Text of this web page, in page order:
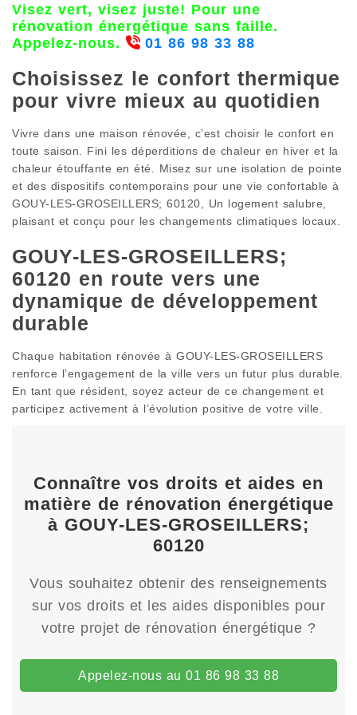
Visez vert, visez juste! Pour une
rénovation énergétique sans faille.
Appelez-nous.
01 86 98 33 88
Choisissez le confort thermique
pour vivre mieux au quotidien
Vivre dans une maison rénovée, c’est choisir le confort en
toute saison. Fini les déperditions de chaleur en hiver et la
chaleur étouffante en été. Misez sur une isolation de pointe
et des dispositifs contemporains pour une vie confortable à
GOUY-LES-GROSEILLERS; 60120, Un logement salubre,
plaisant et conçu pour les changements climatiques locaux.
GOUY-LES-GROSEILLERS;
60120 en route vers une
dynamique de développement
durable
Chaque habitation rénovée à GOUY-LES-GROSEILLERS
renforce l’engagement de la ville vers un futur plus durable.
En tant que résident, soyez acteur de ce changement et
participez activement à l’évolution positive de votre ville.
Connaître vos droits et aides en
matière de rénovation énergétique
à GOUY-LES-GROSEILLERS;
60120
Vous souhaitez obtenir des renseignements
sur vos droits et les aides disponibles pour
votre projet de rénovation énergétique ?
Appelez-nous au 01 86 98 33 88